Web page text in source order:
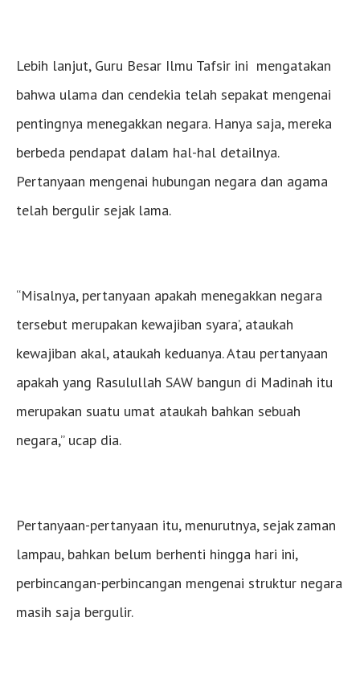
Lebih lanjut, Guru Besar Ilmu Tafsir ini mengatakan
bahwa ulama dan cendekia telah sepakat mengenai
pentingnya menegakkan negara. Hanya saja, mereka
berbeda pendapat dalam hal-hal detailnya.
Pertanyaan mengenai hubungan negara dan agama
telah bergulir sejak lama.
“Misalnya, pertanyaan apakah menegakkan negara
tersebut merupakan kewajiban syara’, ataukah
kewajiban akal, ataukah keduanya. Atau pertanyaan
apakah yang Rasulullah SAW bangun di Madinah itu
merupakan suatu umat ataukah bahkan sebuah
negara,” ucap dia.
Pertanyaan-pertanyaan itu, menurutnya, sejak zaman
lampau, bahkan belum berhenti hingga hari ini,
perbincangan-perbincangan mengenai struktur negara
masih saja bergulir.